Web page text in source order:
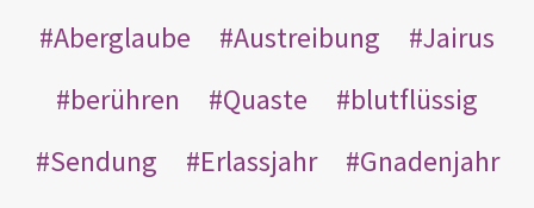
Aberglaube
Austreibung
Jairus
berühren
Quaste
blutflüssig
Sendung
Erlassjahr
Gnadenjahr